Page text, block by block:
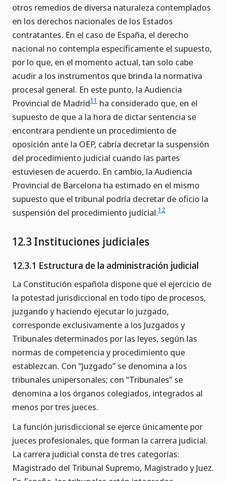
otros remedios de diversa naturaleza contemplados
en los derechos nacionales de los Estados
contratantes. En el caso de España, el derecho
nacional no contempla específicamente el supuesto,
por lo que, en el momento actual, tan solo cabe
acudir a los instrumentos que brinda la normativa
procesal general. En este punto, la Audiencia
Provincial de Madrid11 ha considerado que, en el
supuesto de que a la hora de dictar sentencia se
encontrara pendiente un procedimiento de
oposición ante la OEP, cabría decretar la suspensión
del procedimiento judicial cuando las partes
estuviesen de acuerdo. En cambio, la Audiencia
Provincial de Barcelona ha estimado en el mismo
supuesto que el tribunal podría decretar de oficio la
suspensión del procedimiento judicial.12
12.3 Instituciones judiciales
12.3.1 Estructura de la administración judicial
La Constitución española dispone que el ejercicio de
la potestad jurisdiccional en todo tipo de procesos,
juzgando y haciendo ejecutar lo juzgado,
corresponde exclusivamente a los Juzgados y
Tribunales determinados por las leyes, según las
normas de competencia y procedimiento que
establezcan. Con “Juzgado” se denomina a los
tribunales unipersonales; con “Tribunales” se
denomina a los órganos colegiados, integrados al
menos por tres jueces.
La función jurisdiccional se ejerce únicamente por
jueces profesionales, que forman la carrera judicial.
La carrera judicial consta de tres categorías:
Magistrado del Tribunal Supremo, Magistrado y Juez.